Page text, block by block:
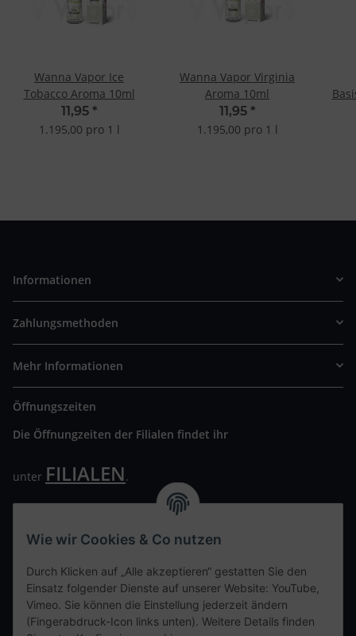
Wanna Vapor Ice
Tobacco Aroma 10ml
11,95 *
1.195,00 pro 1 l
Wanna Vapor Virginia
Aroma 10ml
11,95 *
1.195,00 pro 1 l
Informationen
Zahlungsmethoden
Mehr Informationen
Öffnungszeiten
Die Öffnungzeiten der Filialen findet ihr
unter FILIALEN.
Wir freuen uns auf Euren Besuch. Bitte beachtet die
Kontaktdaten
Wie wir Cookies & Co nutzen
Durch Klicken auf „Alle akzeptieren“ gestatten Sie den
Einsatz folgender Dienste auf unserer Website: YouTube,
Vimeo. Sie können die Einstellung jederzeit ändern
(Fingerabdruck-Icon links unten). Weitere Details finden